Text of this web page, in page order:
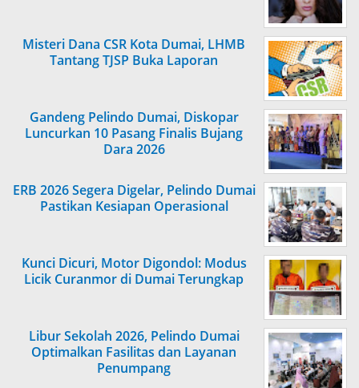
Misteri Dana CSR Kota Dumai, LHMB
Tantang TJSP Buka Laporan
Gandeng Pelindo Dumai, Diskopar
Luncurkan 10 Pasang Finalis Bujang
Dara 2026
ERB 2026 Segera Digelar, Pelindo Dumai
Pastikan Kesiapan Operasional
Kunci Dicuri, Motor Digondol: Modus
Licik Curanmor di Dumai Terungkap
Libur Sekolah 2026, Pelindo Dumai
Optimalkan Fasilitas dan Layanan
Penumpang